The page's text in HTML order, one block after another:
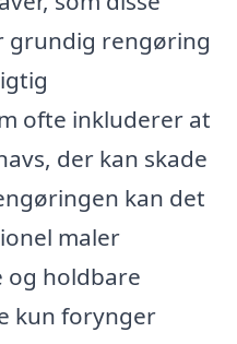
grundig rengøring
ofte inkluderer at
der kan skade
kan det
maler
og holdbare
kun forynger